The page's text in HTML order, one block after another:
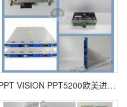
PPT VISION PPT5200欧美进口 质保一年